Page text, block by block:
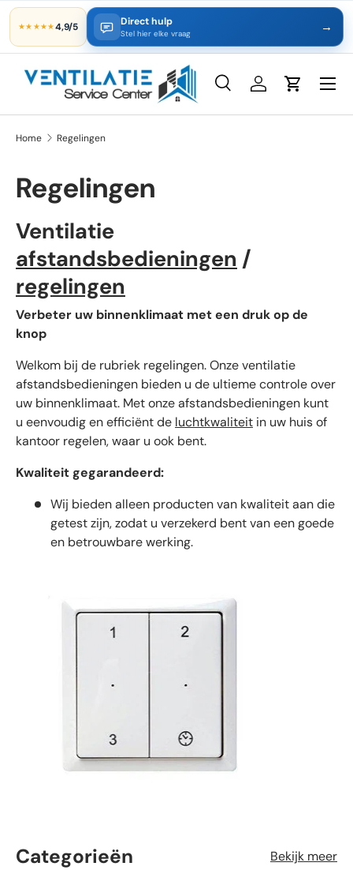
Ga naar inhoud
★★★★★4,9/5 Direct hulp
Stel hier elke vraag →
Zoeken
Productsoort
ZoekenInloggen
Home Regelingen
Regelingen
Ventilatie
afstandsbedieningen /
regelingen
Verbeter uw binnenklimaat met een druk op de
knop
Welkom bij de rubriek regelingen. Onze ventilatie
afstandsbedieningen bieden u de ultieme controle over
uw binnenklimaat. Met onze afstandsbedieningen kunt
u eenvoudig en efficiënt de luchtkwaliteit in uw huis of
kantoor regelen, waar u ook bent.
Kwaliteit gegarandeerd:
Wij bieden alleen producten van kwaliteit aan die
getest zijn, zodat u verzekerd bent van een goede
en betrouwbare werking.
Categorieën Bekijk meer